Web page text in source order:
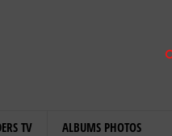
TV ALBUMS PHOTOS